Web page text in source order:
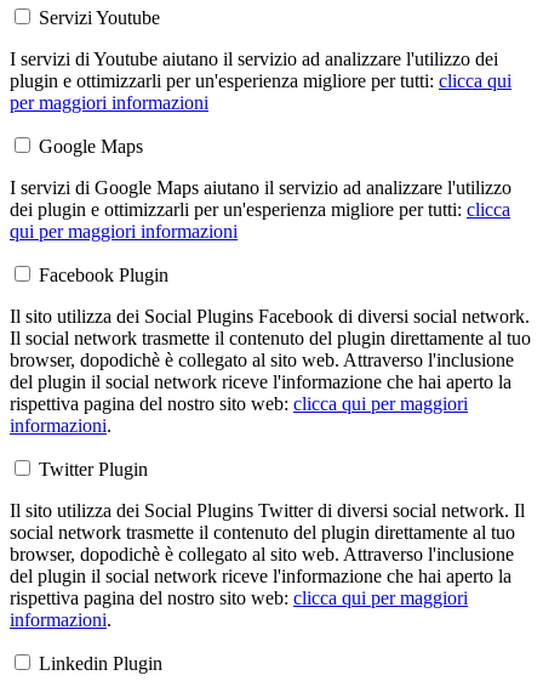
Servizi Youtube
I servizi di Youtube aiutano il servizio ad analizzare l'utilizzo dei
plugin e ottimizzarli per un'esperienza migliore per tutti: clicca qui
per maggiori informazioni
Google Maps
I servizi di Google Maps aiutano il servizio ad analizzare l'utilizzo
dei plugin e ottimizzarli per un'esperienza migliore per tutti: clicca
qui per maggiori informazioni
Facebook Plugin
Il sito utilizza dei Social Plugins Facebook di diversi social network.
Il social network trasmette il contenuto del plugin direttamente al tuo
browser, dopodichè è collegato al sito web. Attraverso l'inclusione
del plugin il social network riceve l'informazione che hai aperto la
rispettiva pagina del nostro sito web: clicca qui per maggiori
informazioni.
Twitter Plugin
Il sito utilizza dei Social Plugins Twitter di diversi social network. Il
social network trasmette il contenuto del plugin direttamente al tuo
browser, dopodichè è collegato al sito web. Attraverso l'inclusione
del plugin il social network riceve l'informazione che hai aperto la
rispettiva pagina del nostro sito web: clicca qui per maggiori
informazioni.
Linkedin Plugin